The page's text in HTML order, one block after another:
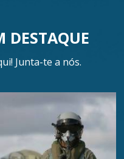
DESTAQUE
Junta-te a nós.